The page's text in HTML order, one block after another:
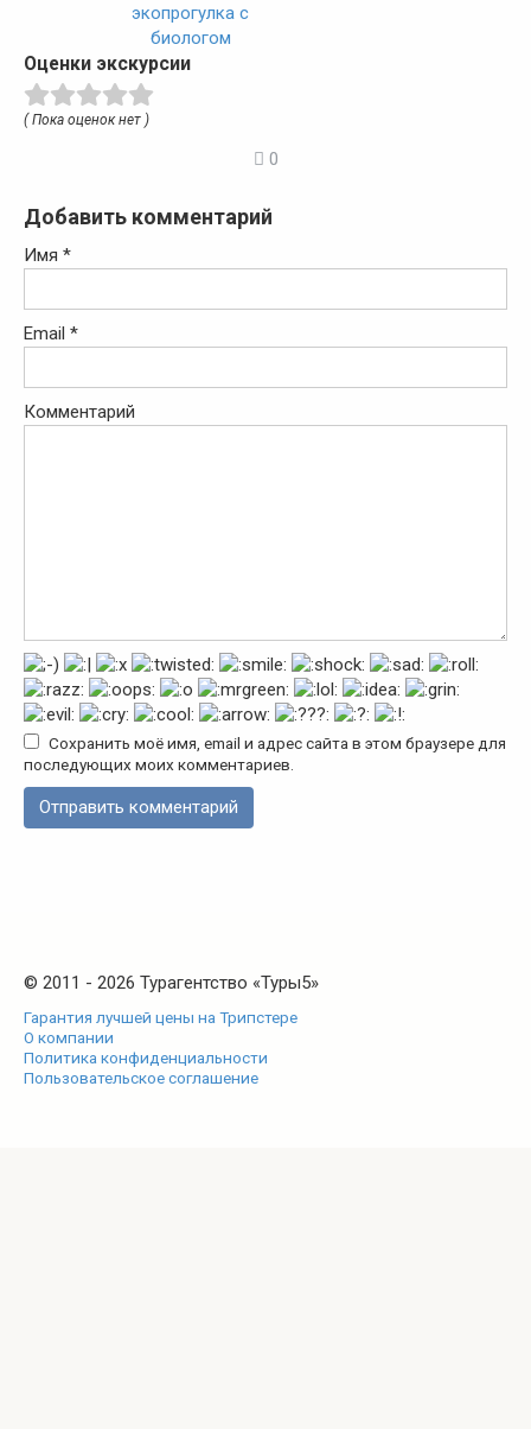
экопрогулка с
биологом
Оценки экскурсии
( Пока оценок нет )
0
Добавить комментарий
Имя *
Email *
Комментарий
Сохранить моё имя, email и адрес сайта в этом браузере для
последующих моих комментариев.
© 2011 - 2026 Турагентство «Туры5»
Гарантия лучшей цены на Трипстере
О компании
Политика конфиденциальности
Пользовательское соглашение